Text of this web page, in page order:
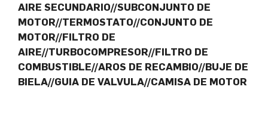
AIRE SECUNDARIO//SUBCONJUNTO DE
MOTOR//TERMOSTATO//CONJUNTO DE
MOTOR//FILTRO DE
AIRE//TURBOCOMPRESOR//FILTRO DE
COMBUSTIBLE//AROS DE RECAMBIO//BUJE DE
BIELA//GUIA DE VALVULA//CAMISA DE MOTOR